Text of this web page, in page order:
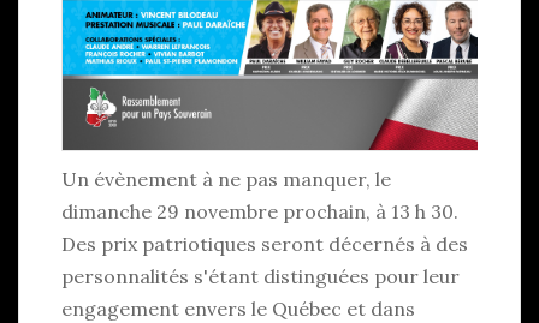
Un évènement à ne pas manquer, le
dimanche 29 novembre prochain, à 13 h 30.
Des prix patriotiques seront décernés à des
personnalités s'étant distinguées pour leur
engagement envers le Québec et dans